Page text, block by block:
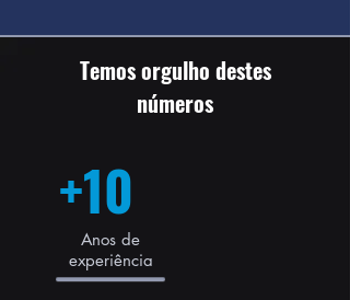
Temos orgulho destes
números
+10
Anos de
experiência